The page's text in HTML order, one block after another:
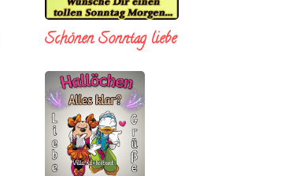
Schönen Sonntag liebe